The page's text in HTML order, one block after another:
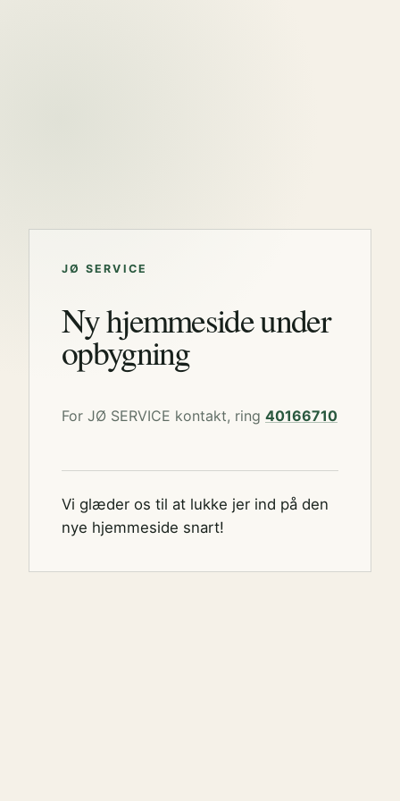
JØ SERVICE
Ny hjemmeside under
opbygning
For JØ SERVICE kontakt, ring 40166710
Vi glæder os til at lukke jer ind på den
nye hjemmeside snart!